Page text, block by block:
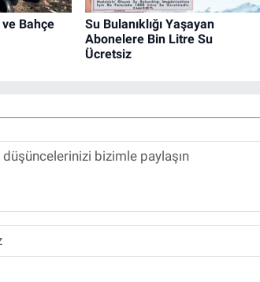
Bahçe
Su Bulanıklığı Yaşayan
Abonelere Bin Litre Su
Ücretsiz